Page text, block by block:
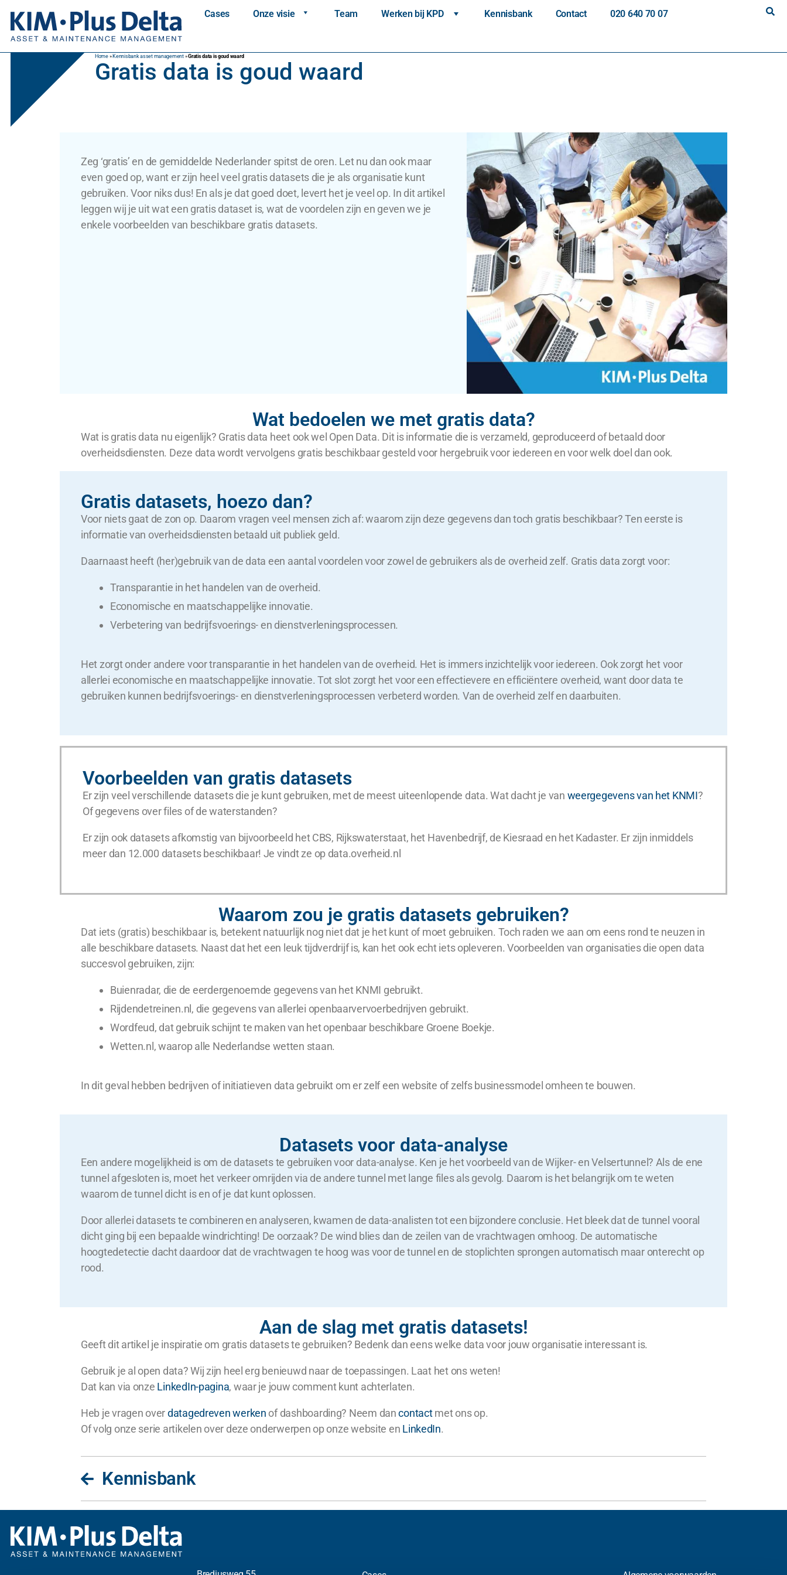
Cases Onze visie Team Werken bij KPD Kennisbank Contact 020 640 70 07
Home» Kennisbank asset management»Gratis data is goud waard
Gratis data is goud waard
Zeg ‘gratis’ en de gemiddelde Nederlander spitst de oren. Let nu dan ook maar
even goed op, want er zijn heel veel gratis datasets die je als organisatie kunt
gebruiken. Voor niks dus! En als je dat goed doet, levert het je veel op. In dit artikel
leggen wij je uit wat een gratis dataset is, wat de voordelen zijn en geven we je
enkele voorbeelden van beschikbare gratis datasets.
Wat bedoelen we met gratis data?
Wat is gratis data nu eigenlijk? Gratis data heet ook wel Open Data. Dit is informatie die is verzameld, geproduceerd of betaald door
overheidsdiensten. Deze data wordt vervolgens gratis beschikbaar gesteld voor hergebruik voor iedereen en voor welk doel dan ook.
Gratis datasets, hoezo dan?
Voor niets gaat de zon op. Daarom vragen veel mensen zich af: waarom zijn deze gegevens dan toch gratis beschikbaar? Ten eerste is
informatie van overheidsdiensten betaald uit publiek geld.
Daarnaast heeft (her)gebruik van de data een aantal voordelen voor zowel de gebruikers als de overheid zelf. Gratis data zorgt voor:
Transparantie in het handelen van de overheid.
Economische en maatschappelijke innovatie.
Verbetering van bedrijfsvoerings- en dienstverleningsprocessen.
Het zorgt onder andere voor transparantie in het handelen van de overheid. Het is immers inzichtelijk voor iedereen. Ook zorgt het voor
allerlei economische en maatschappelijke innovatie. Tot slot zorgt het voor een effectievere en efficiëntere overheid, want door data te
gebruiken kunnen bedrijfsvoerings- en dienstverleningsprocessen verbeterd worden. Van de overheid zelf en daarbuiten.
Voorbeelden van gratis datasets
Er zijn veel verschillende datasets die je kunt gebruiken, met de meest uiteenlopende data. Wat dacht je van weergegevens van het KNMI?
Of gegevens over files of de waterstanden?
Er zijn ook datasets afkomstig van bijvoorbeeld het CBS, Rijkswaterstaat, het Havenbedrijf, de Kiesraad en het Kadaster. Er zijn inmiddels
meer dan 12.000 datasets beschikbaar! Je vindt ze op data.overheid.nl
Waarom zou je gratis datasets gebruiken?
Dat iets (gratis) beschikbaar is, betekent natuurlijk nog niet dat je het kunt of moet gebruiken. Toch raden we aan om eens rond te neuzen in
alle beschikbare datasets. Naast dat het een leuk tijdverdrijf is, kan het ook echt iets opleveren. Voorbeelden van organisaties die open data
succesvol gebruiken, zijn:
Buienradar, die de eerdergenoemde gegevens van het KNMI gebruikt.
Rijdendetreinen.nl, die gegevens van allerlei openbaarvervoerbedrijven gebruikt.
Wordfeud, dat gebruik schijnt te maken van het openbaar beschikbare Groene Boekje.
Wetten.nl, waarop alle Nederlandse wetten staan.
In dit geval hebben bedrijven of initiatieven data gebruikt om er zelf een website of zelfs businessmodel omheen te bouwen.
Datasets voor data-analyse
Een andere mogelijkheid is om de datasets te gebruiken voor data-analyse. Ken je het voorbeeld van de Wijker- en Velsertunnel? Als de ene
tunnel afgesloten is, moet het verkeer omrijden via de andere tunnel met lange files als gevolg. Daarom is het belangrijk om te weten
waarom de tunnel dicht is en of je dat kunt oplossen.
Door allerlei datasets te combineren en analyseren, kwamen de data-analisten tot een bijzondere conclusie. Het bleek dat de tunnel vooral
dicht ging bij een bepaalde windrichting! De oorzaak? De wind blies dan de zeilen van de vrachtwagen omhoog. De automatische
hoogtedetectie dacht daardoor dat de vrachtwagen te hoog was voor de tunnel en de stoplichten sprongen automatisch maar onterecht op
rood.
Aan de slag met gratis datasets!
Geeft dit artikel je inspiratie om gratis datasets te gebruiken? Bedenk dan eens welke data voor jouw organisatie interessant is.
Gebruik je al open data? Wij zijn heel erg benieuwd naar de toepassingen. Laat het ons weten!
Dat kan via onze LinkedIn-pagina, waar je jouw comment kunt achterlaten.
Heb je vragen overdatagedreven werken of dashboarding? Neem dancontactmet ons op.
Of volg onze serie artikelen over deze onderwerpen op onze website en LinkedIn.
Kennisbank